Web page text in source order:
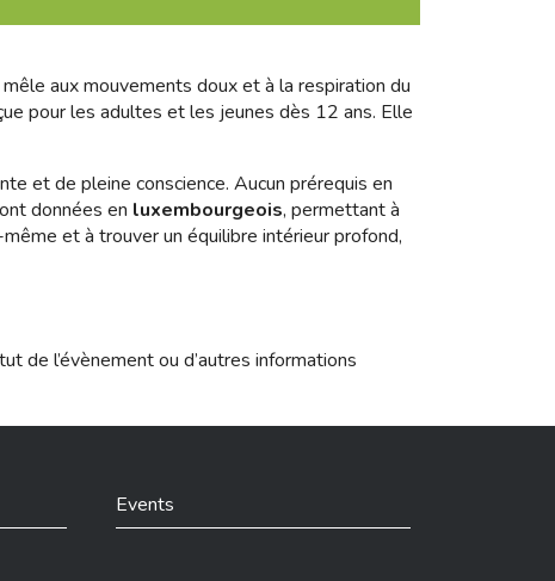
aux mouvements doux et à la respiration du
pour les adultes et les jeunes dès 12 ans. Elle
et de pleine conscience. Aucun prérequis en
données en luxembourgeois, permettant à
et à trouver un équilibre intérieur profond,
de l’évènement ou d’autres informations
Events